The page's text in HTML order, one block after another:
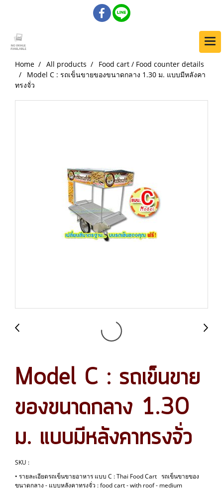
Home All products
Food cart / Food counter details
Model C : รถเข็นขายของขนาดกลาง 1.30 ม. แบบมีหลังคา
ทรงจั่ว
Model C : รถเข็นขาย
ของขนาดกลาง 1.30
ม. แบบมีหลังคาทรงจั่ว
SKU :
• รายละเอียดรถเข็นขายอาหาร แบบ C : Thai Food Cart รถเข็นขายของ
ขนาดกลาง - แบบหลังคาทรงจั่ว : food cart - with roof - medium